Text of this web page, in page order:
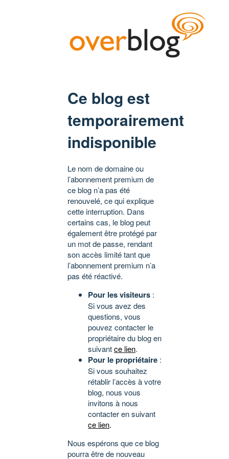
Ce blog est
temporairement
indisponible
Le nom de domaine ou
l’abonnement premium de
ce blog n’a pas été
renouvelé, ce qui explique
cette interruption. Dans
certains cas, le blog peut
également être protégé par
un mot de passe, rendant
son accès limité tant que
l’abonnement premium n’a
pas été réactivé.
Pour les visiteurs :
Si vous avez des
questions, vous
pouvez contacter le
propriétaire du blog en
suivantce lien.
Pour le propriétaire :
Si vous souhaitez
rétablir l’accès à votre
blog, nous vous
invitons à nous
contacter en suivant
ce lien.
Nous espérons que ce blog
pourra être de nouveau